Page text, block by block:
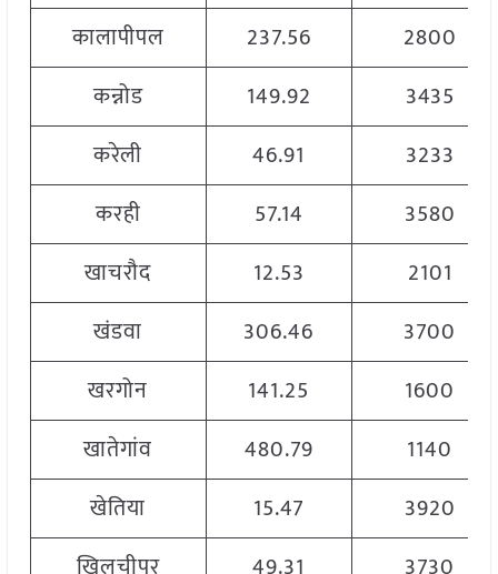
कालापीपल
237.56
2800
कन्नोड
149.92
3435
करेली
46.91
3233
करही
57.14
3580
खाचरौद
12.53
2101
खंडवा
306.46
3700
खरगोन
141.25
1600
खातेगांव
480.79
1140
खेतिया
15.47
3920